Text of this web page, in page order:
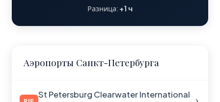
Разница: +1 ч
Аэропорты Санкт-Петербурга
St Petersburg Clearwater International